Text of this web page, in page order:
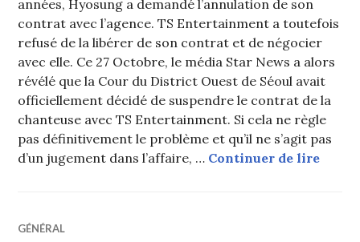
années, Hyosung a demandé l’annulation de son
contrat avec l’agence. TS Entertainment a toutefois
refusé de la libérer de son contrat et de négocier
avec elle. Ce 27 Octobre, le média Star News a alors
révélé que la Cour du District Ouest de Séoul avait
officiellement décidé de suspendre le contrat de la
chanteuse avec TS Entertainment. Si cela ne règle
pas définitivement le problème et qu’il ne s’agit pas
d’un jugement dans l’affaire, … Continuer de lireLa
GÉNÉRAL